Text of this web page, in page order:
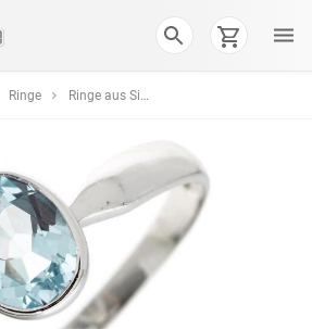
Ringe Ringe aus Silber in verschiedenen Farben und Formen